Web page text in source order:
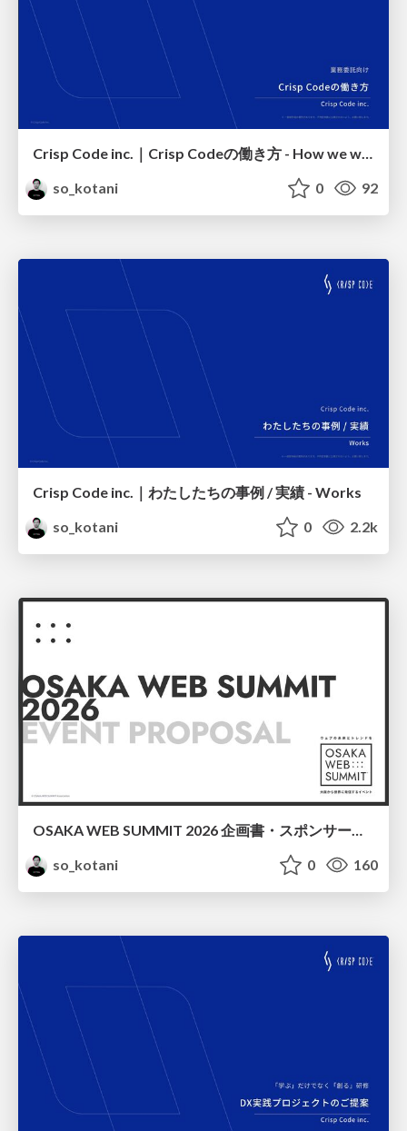
Crisp Code inc.｜Crisp Codeの働き方 - How we work
so_kotani
0 92
Crisp Code inc.｜わたしたちの事例 / 実績 - Works
so_kotani
0 2.2k
OSAKA WEB SUMMIT 2026 企画書・スポンサー募集
so_kotani
0 160